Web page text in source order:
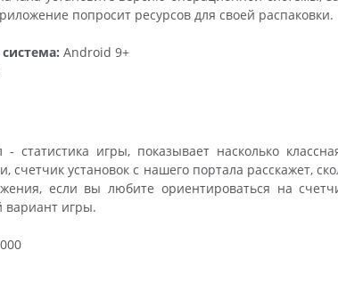
попросит ресурсов для своей распаковки.
Android 9+
статистика игры, показывает насколько
счетчик установок с нашего портала расскажет,
если вы любите ориентироваться на
вариант игры.